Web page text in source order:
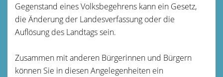
Gegenstand eines Volksbegehrens kann ein Gesetz,
die Änderung der Landesverfassung oder die
Auflösung des Landtags sein.
Zusammen mit anderen Bürgerinnen und Bürgern
können Sie in diesen Angelegenheiten ein